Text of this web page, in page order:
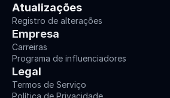
Atualizações
Registro de alterações
Empresa
Carreiras
Programa de influenciadores
Legal
Termos de Serviço
Política de Privacidade